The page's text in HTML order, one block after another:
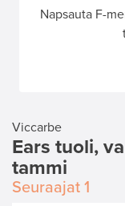
Viccarbe
Ears tuoli,
tammi
Seuraajat 1
Napsauta F-